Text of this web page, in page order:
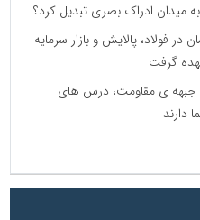
میدان ادراک بصری تبدیل کرد؟
فولاد، پالایش و بازار سرمایه
گرفت
و جبهه ی مقاومت، درس های
دارند